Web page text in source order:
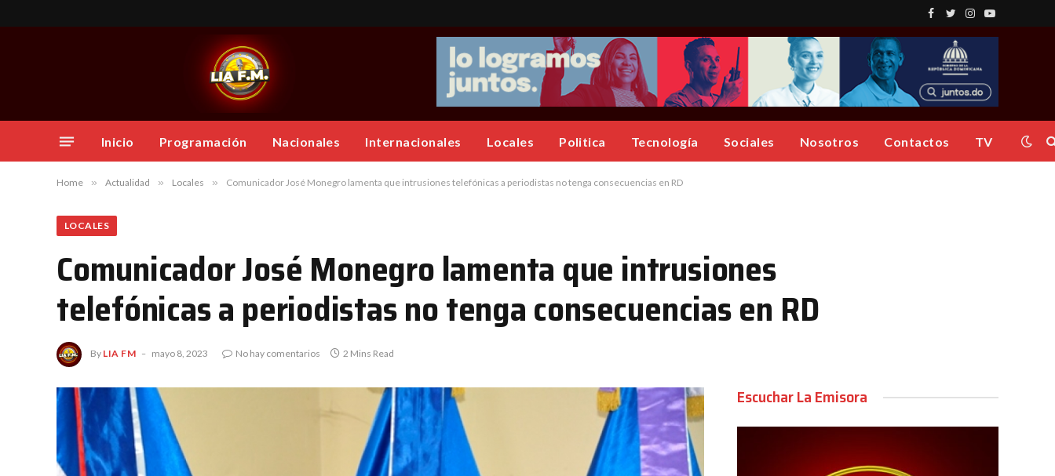
Facebook
TwitterInstagram
YouTube
Inicio Programación Nacionales Internacionales Locales Politica Tecnología Sociales Nosotros Contactos TV
Home » Actualidad » Locales » Comunicador José Monegro lamenta que intrusiones telefónicas a periodistas no tenga consecuencias en RD
LOCALES
Comunicador José Monegro lamenta que intrusiones
telefónicas a periodistas no tenga consecuencias en RD
By LIA FM mayo 8, 2023 No hay comentarios 2 Mins Read
Escuchar La Emisora